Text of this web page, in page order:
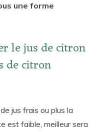
une forme
le jus de citron
de citron
jus frais ou plus la
est faible, meilleur sera